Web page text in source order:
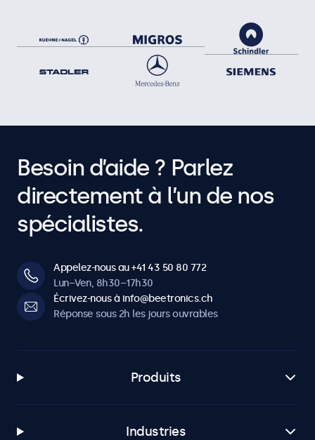
Besoin d’aide ? Parlez
directement à l’un de nos
spécialistes.
Appelez-nous au +41 43 50 80 772
Lun–Ven, 8h30–17h30
Écrivez-nous à info@beetronics.ch
Réponse sous 2h les jours ouvrables
Produits
Industries